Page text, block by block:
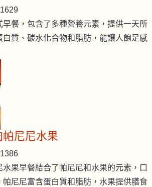
早餐，包含了多種營養元素，提供一天所
白質、碳水化合物和脂肪，能讓人飽足感
尼尼水果
果早餐結合了帕尼尼和水果的元素，口
帕尼尼富含蛋白質和脂肪，水果提供膳食